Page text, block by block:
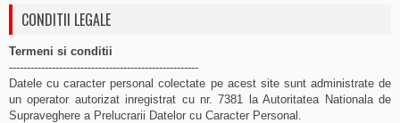
CONDITII LEGALE
Termeni si conditii
-----------------------------------------------------
Datele cu caracter personal colectate pe acest site sunt administrate de
un operator autorizat inregistrat cu nr. 7381 la Autoritatea Nationala de
Supraveghere a Prelucrarii Datelor cu Caracter Personal.